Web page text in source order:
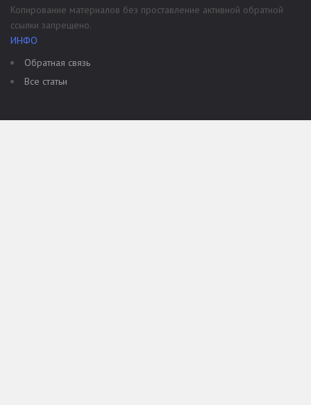
Копирование материалов без проставление активной обратной
ссылки запрещено.
ИНФО
Обратная связь
Все статьи